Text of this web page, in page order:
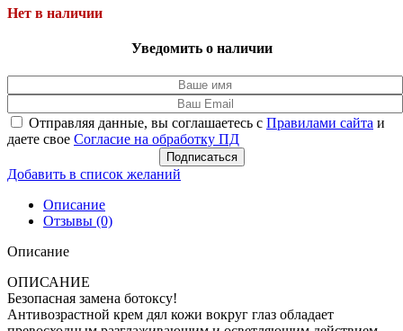
Нет в наличии
Уведомить о наличии
Отправляя данные, вы соглашаетесь с Правилами сайта и
даете свое Согласие на обработку ПД
Подписаться
Добавить в список желаний
Описание
Отзывы (0)
Описание
ОПИСАНИЕ
Безопасная замена ботоксу!
Антивозрастной крем дял кожи вокруг глаз обладает